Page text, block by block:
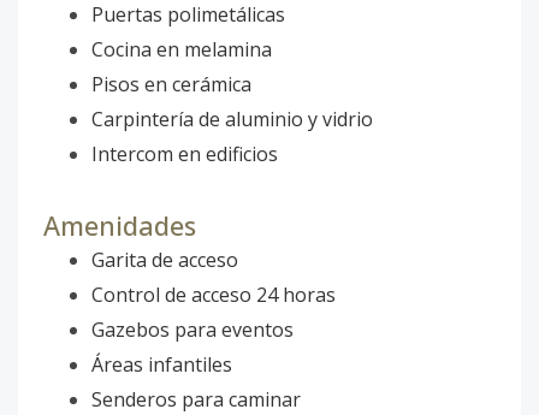
Puertas polimetálicas
Cocina en melamina
Pisos en cerámica
Carpintería de aluminio y vidrio
Intercom en edificios
Amenidades
Garita de acceso
Control de acceso 24 horas
Gazebos para eventos
Áreas infantiles
Senderos para caminar